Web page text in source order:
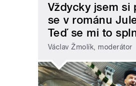
Vždycky jsem si
se v románu
Teď se mi to
Václav Žmolík, moderátor